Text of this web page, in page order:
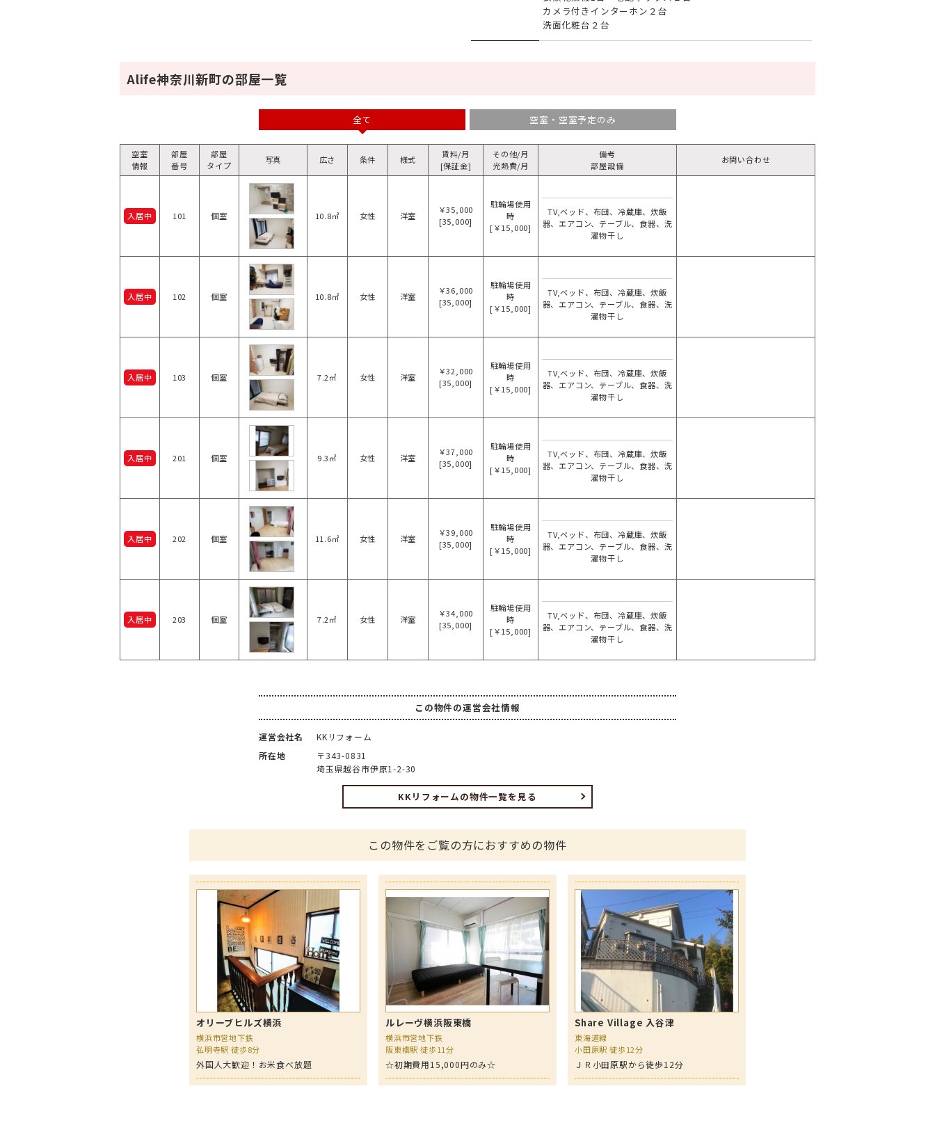
カメラ付きインターホン２台
洗面化粧台２台
Alife神奈川新町の部屋一覧
全て 空室・空室予定のみ
空室
情報
部屋
番号
部屋
タイプ
写真 広さ 条件 様式
賃料/月
[保証金]
その他/月
光熱費/月
備考
部屋設備
お問い合わせ
入居中 101 個室 10.8㎡ 女性 洋室
￥35,000
[35,000]
駐輪場使用
時
[￥15,000]
TV,ベッド、布団、冷蔵庫、炊飯
器、エアコン、テーブル、食器、洗
濯物干し
入居中 102 個室 10.8㎡ 女性 洋室
￥36,000
[35,000]
駐輪場使用
時
[￥15,000]
TV,ベッド、布団、冷蔵庫、炊飯
器、エアコン、テーブル、食器、洗
濯物干し
入居中 103 個室 7.2㎡ 女性 洋室
￥32,000
[35,000]
駐輪場使用
時
[￥15,000]
TV,ベッド、布団、冷蔵庫、炊飯
器、エアコン、テーブル、食器、洗
濯物干し
入居中 201 個室 9.3㎡ 女性 洋室
￥37,000
[35,000]
駐輪場使用
時
[￥15,000]
TV,ベッド、布団、冷蔵庫、炊飯
器、エアコン、テーブル、食器、洗
濯物干し
入居中 202 個室 11.6㎡ 女性 洋室
￥39,000
[35,000]
駐輪場使用
時
[￥15,000]
TV,ベッド、布団、冷蔵庫、炊飯
器、エアコン、テーブル、食器、洗
濯物干し
入居中 203 個室 7.2㎡ 女性 洋室
￥34,000
[35,000]
駐輪場使用
時
[￥15,000]
TV,ベッド、布団、冷蔵庫、炊飯
器、エアコン、テーブル、食器、洗
濯物干し
この物件の運営会社情報
運営会社名
KKリフォーム
所在地
〒343-0831
埼玉県越谷市伊原1-2-30
KKリフォームの物件一覧を見る
この物件をご覧の方におすすめの物件
オリーブヒルズ横浜
横浜市営地下鉄
弘明寺駅 徒歩8分
外国人大歓迎！お米食べ放題
ルレーヴ横浜阪東橋
横浜市営地下鉄
阪東橋駅 徒歩11分
☆初期費用15,000円のみ☆
Share Village 入谷津
東海道線
小田原駅 徒歩12分
ＪＲ小田原駅から徒歩12分